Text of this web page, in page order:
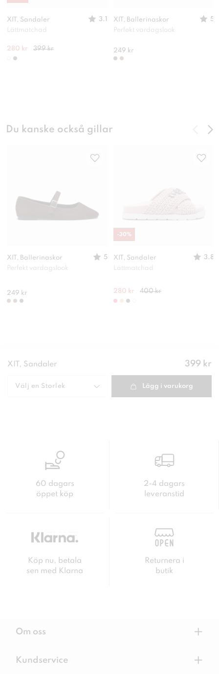
XIT, Sandaler
3.1
Lättmatchad
280 kr 399 kr
XIT, Ballerinaskor
5
Perfekt vardagslook
249 kr
Du kanske också gillar
XIT, Ballerinaskor
5
Perfekt vardagslook
249 kr
XIT, Sandaler
3.8
Lättmatchad
280 kr 400 kr
-30%
XIT, Sandaler Pris:
399 kr
Välj en Storlek Lägg i varukorg
60 dagars
öppet köp
2-4 dagars
leveranstid
Köp nu, betala
sen med Klarna
Returnera i
butik
Om oss +
Kundservice +